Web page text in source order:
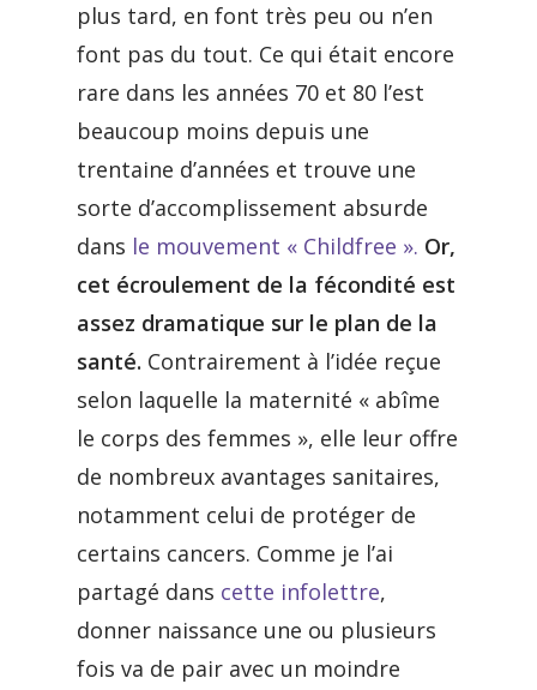
plus tard, en font très peu ou n’en
font pas du tout. Ce qui était encore
rare dans les années 70 et 80 l’est
beaucoup moins depuis une
trentaine d’années et trouve une
sorte d’accomplissement absurde
dans le mouvement « Childfree ». Or,
cet écroulement de la fécondité est
assez dramatique sur le plan de la
santé. Contrairement à l’idée reçue
selon laquelle la maternité « abîme
le corps des femmes », elle leur offre
de nombreux avantages sanitaires,
notamment celui de protéger de
certains cancers. Comme je l’ai
partagé dans cette infolettre,
donner naissance une ou plusieurs
fois va de pair avec un moindre